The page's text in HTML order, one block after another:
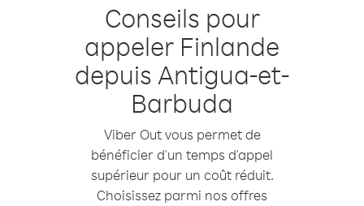
Conseils pour
appeler Finlande
depuis Antigua-et-
Barbuda
Viber Out vous permet de
bénéficier d'un temps d'appel
supérieur pour un coût réduit.
Choisissez parmi nos offres